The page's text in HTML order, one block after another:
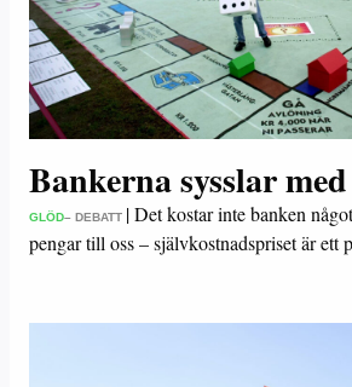
Bankerna sysslar
GLÖD– DEBATT |Det kostar inte banken
pengar till oss – självkostnadspriset är ett